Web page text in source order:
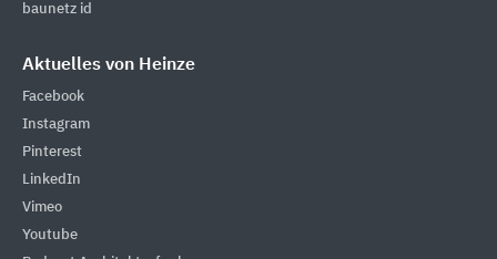
baunetz id
Aktuelles von Heinze
Facebook
Instagram
Pinterest
LinkedIn
Vimeo
Youtube